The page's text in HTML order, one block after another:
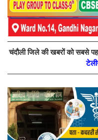
चंदौली जिले की खबरों को सबसे